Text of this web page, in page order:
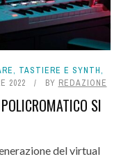
, TASTIERE E SYNTH,
2022 BY REDAZIONE
SI
del virtual